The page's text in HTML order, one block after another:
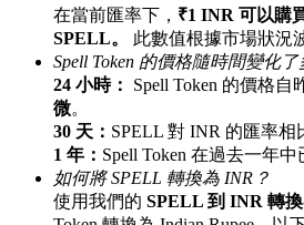
邀請朋友獲得現金獎勵
BTC 專享獎勵
在當前匯率下， ₹1 INR 可以購
SPELL。
此數值根據市場狀況
Spell Token 的價格隨時間變化了
24 小時：
Spell Token 的價格自
微。
30 天： SPELL 對 INR 的匯率相
1 年： Spell Token 在過去一年中
如何將 SPELL 轉換為 INR？
使用我們的 SPELL 到 INR 轉